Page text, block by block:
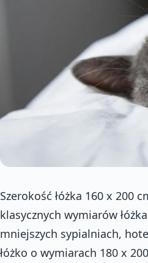
Szerokość łóżka 160 x 200
klasycznych wymiarów
mniejszych sypialniach,
łóżko o wymiarach 180 x